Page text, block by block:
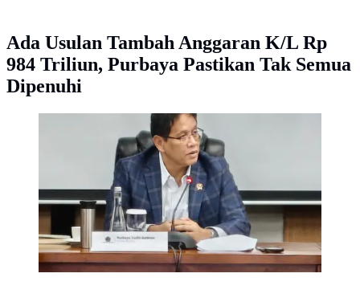
Ada Usulan Tambah Anggaran K/L Rp
984 Triliun, Purbaya Pastikan Tak Semua
Dipenuhi
Menteri Keuangan (Menkeu) Purbaya Yudhi Sadewa.
(Liputan6.com/Tira)